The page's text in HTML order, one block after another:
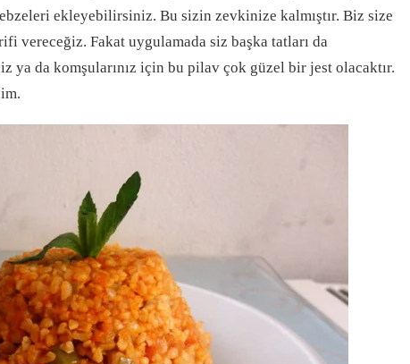
ekleyebilirsiniz. Bu sizin zevkinize kalmıştır. Biz size
vereceğiz. Fakat uygulamada siz başka tatları da
ya da komşularınız için bu pilav çok güzel bir jest olacaktır.